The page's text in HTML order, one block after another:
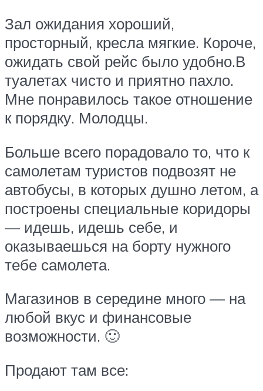
Зал ожидания хороший,
просторный, кресла мягкие. Короче,
ожидать свой рейс было удобно.В
туалетах чисто и приятно пахло.
Мне понравилось такое отношение
к порядку. Молодцы.
Больше всего порадовало то, что к
самолетам туристов подвозят не
автобусы, в которых душно летом, а
построены специальные коридоры
— идешь, идешь себе, и
оказываешься на борту нужного
тебе самолета.
Магазинов в середине много — на
любой вкус и финансовые
возможности. 🙂
Продают там все: